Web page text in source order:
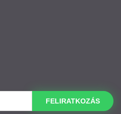
FELIRATKOZÁS